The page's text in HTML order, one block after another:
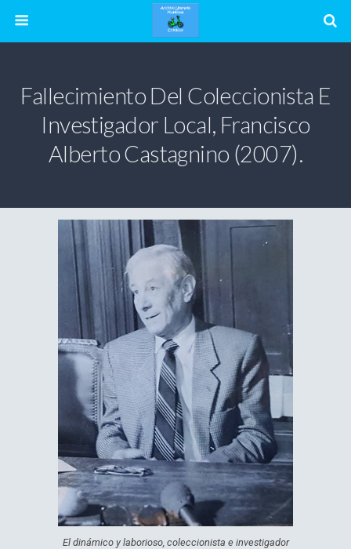
Fallecimiento Del Coleccionista E
Investigador Local, Francisco
Alberto Castagnino (2007).
El dinámico y laborioso, coleccionista e investigador